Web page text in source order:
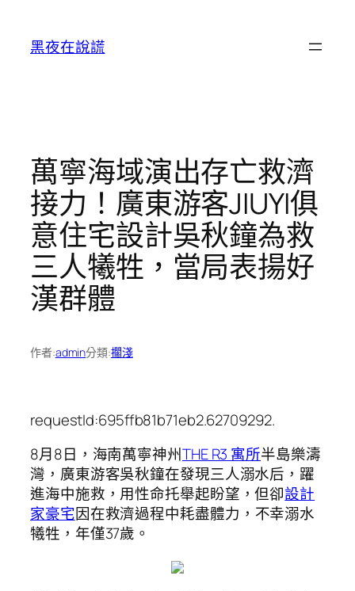
黑夜在說謊
萬寧海域演出存亡救濟
接力！廣東游客JIUYI俱
意住宅設計吳秋鐘為救
三人犧牲，當局表揚好
漢群體
作者:admin分類:擱淺
requestId:695ffb81b71eb2.62709292.
8月8日，海南萬寧神州THE R3 寓所半島樂濤
灣，廣東游客吳秋鐘在發現三人溺水后，躍
進海中施救，用性命托舉起盼望，但卻設計
家豪宅因在救濟過程中耗盡體力，不幸溺水
犧牲，年僅37歲。